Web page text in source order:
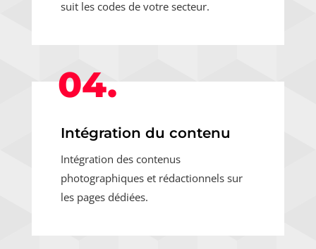
suit les codes de votre secteur.
04.
Intégration du contenu
Intégration des contenus
photographiques et rédactionnels sur
les pages dédiées.